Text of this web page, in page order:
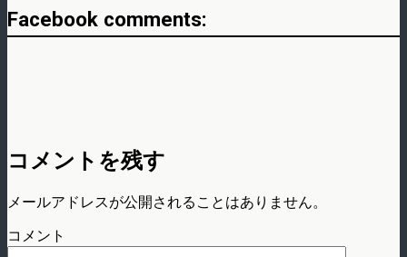
Facebook comments:
コメントを残す
メールアドレスが公開されることはありません。
コメント